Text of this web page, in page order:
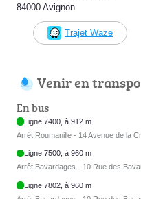
84000 Avignon
Trajet Waze
Venir en
En bus
Ligne 7400, à 912 m
Arrêt Roumanille - 14 Avenue de la
Ligne 7500, à 960 m
Arrêt Bavardages - 10 Rue des
Ligne 7802, à 960 m